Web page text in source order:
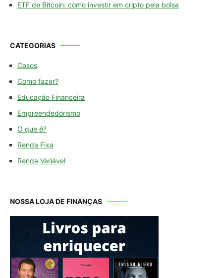
ETF de Bitcoin: como investir em cripto pela bolsa
CATEGORIAS
Casos
Como fazer?
Educação Financeira
Empreendedorismo
O que é?
Renda Fixa
Renda Variável
NOSSA LOJA DE FINANÇAS